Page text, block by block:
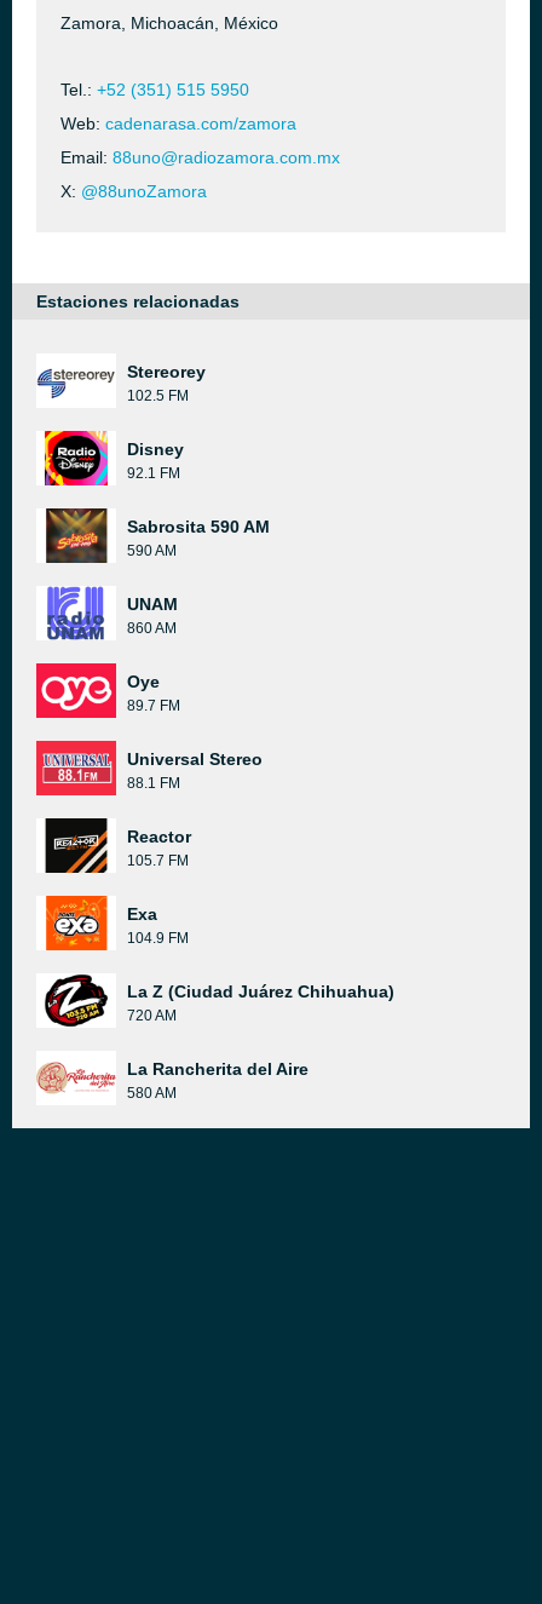
Zamora, Michoacán, México
Tel.: +52 (351) 515 5950
Web: cadenarasa.com/zamora
Email: 88uno@radiozamora.com.mx
X: @88unoZamora
Estaciones relacionadas
Stereorey
102.5 FM
Disney
92.1 FM
Sabrosita 590 AM
590 AM
UNAM
860 AM
Oye
89.7 FM
Universal Stereo
88.1 FM
Reactor
105.7 FM
Exa
104.9 FM
La Z (Ciudad Juárez Chihuahua)
720 AM
La Rancherita del Aire
580 AM